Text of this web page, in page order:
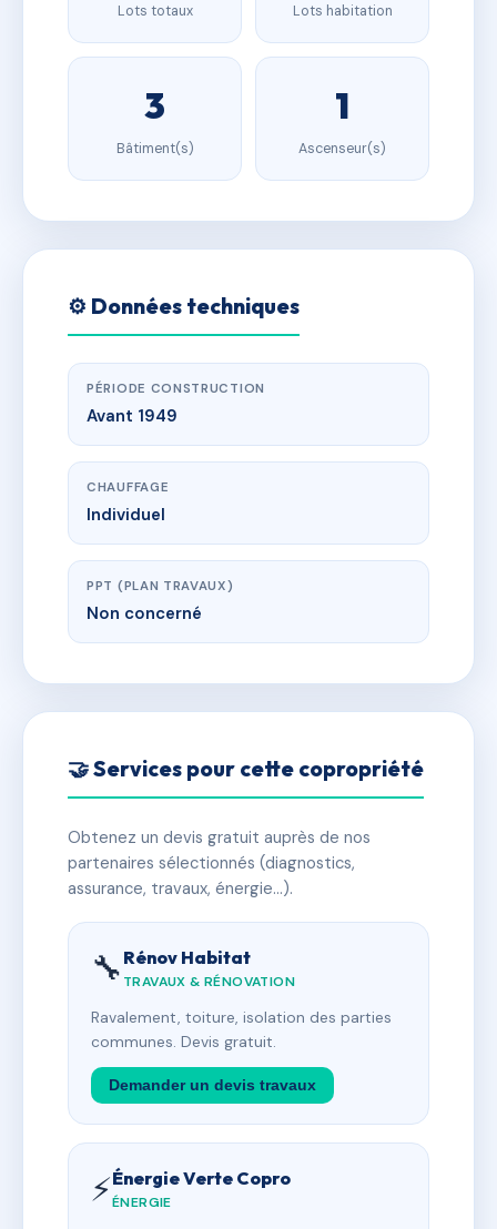
Lots totaux Lots habitation
3
Bâtiment(s)
1
Ascenseur(s)
⚙️ Données techniques
PÉRIODE CONSTRUCTION
Avant 1949
CHAUFFAGE
Individuel
PPT (PLAN TRAVAUX)
Non concerné
🤝 Services pour cette copropriété
Obtenez un devis gratuit auprès de nos
partenaires sélectionnés (diagnostics,
assurance, travaux, énergie…).
🔧 Rénov Habitat
TRAVAUX & RÉNOVATION
Ravalement, toiture, isolation des parties
communes. Devis gratuit.
Demander un devis travaux
⚡Énergie Verte Copro
ÉNERGIE